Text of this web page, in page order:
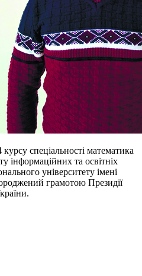
спеціальності математика
інформаційних та освітніх
університету імені
грамотою Президії